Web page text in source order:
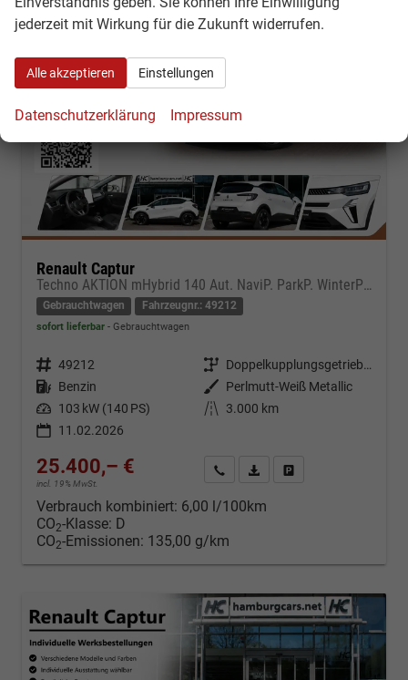
Renault Captur
Techno AKTION mHybrid 140 Aut. NaviP. ParkP. WinterP AllwetterR.
Gebrauchtwagen Fahrzeugnr.: 49212
sofort lieferbar Gebrauchtwagen
Fahrzeugnr. 49212 Getriebe
Doppelkupplungsgetriebe (DSG)
Kraftstoff Benzin Außenfarbe
Perlmutt-Weiß Metallic
Leistung 103 kW (140 PS) Kilometerstand
3.000 km
11.02.2026
25.400,– €
incl. 19% MwSt.
Kontakt & Angebot anfordern
PDF-Datei, Fahrzeugexposé
Verbrauch kombiniert: 6,00 l/100km
CO2-Klasse: D
CO2-Emissionen: 135,00 g/km
jederzeit mit Wirkung für die Zukunft widerrufen.
Alle akzeptieren Einstellungen
Datenschutzerklärung Impressum